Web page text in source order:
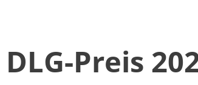
Preis